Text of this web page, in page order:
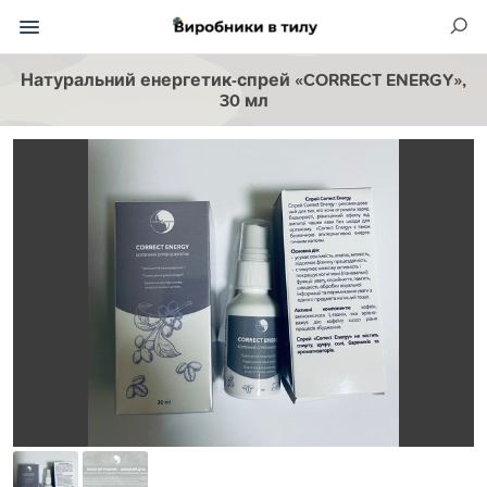
Натуральний енергетик-спрей «CORRECT ENERGY»,
30 мл